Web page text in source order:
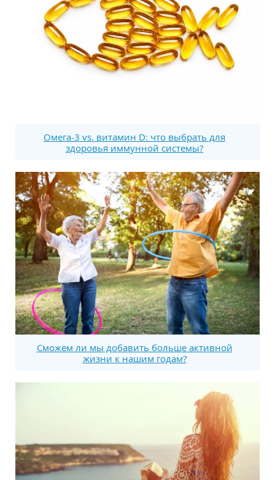
Омега-3 vs. витамин D: что выбрать для
здоровья иммунной системы?
Сможем ли мы добавить больше активной
жизни к нашим годам?